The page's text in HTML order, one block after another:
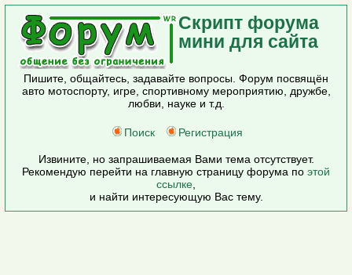
Скрипт форума
мини для сайта
Пишите, общайтесь, задавайте вопросы. Форум посвящён
авто мотоспорту, игре, спортивному мероприятию, дружбе,
любви, науке и т.д.
Поиск Регистрация
Извините, но запрашиваемая Вами тема отсутствует.
Рекомендую перейти на главную страницу форума по этой
ссылке
и найти интересующую Вас тему.